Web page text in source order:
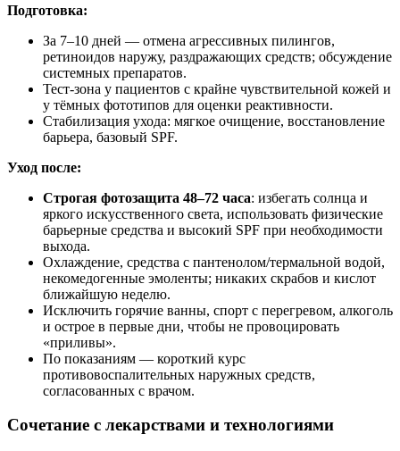
Подготовка:
За 7–10 дней — отмена агрессивных пилингов,
ретиноидов наружу, раздражающих средств; обсуждение
системных препаратов.
Тест-зона у пациентов с крайне чувствительной кожей и
у тёмных фототипов для оценки реактивности.
Стабилизация ухода: мягкое очищение, восстановление
барьера, базовый SPF.
Уход после:
Строгая фотозащита 48–72 часа: избегать солнца и
яркого искусственного света, использовать физические
барьерные средства и высокий SPF при необходимости
выхода.
Охлаждение, средства с пантенолом/термальной водой,
некомедогенные эмоленты; никаких скрабов и кислот
ближайшую неделю.
Исключить горячие ванны, спорт с перегревом, алкоголь
и острое в первые дни, чтобы не провоцировать
«приливы».
По показаниям — короткий курс
противовоспалительных наружных средств,
согласованных с врачом.
Сочетание с лекарствами и технологиями